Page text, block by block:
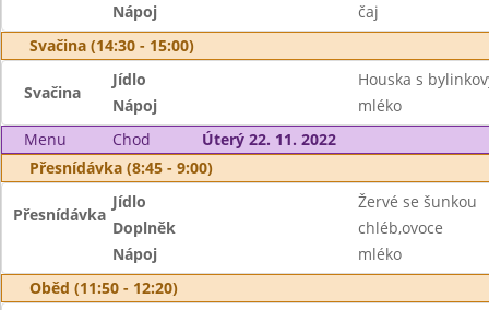
Nápoj
čaj
Svačina (14:30 - 15:00)
Svačina
Jídlo
Houska s
Nápoj
mléko
Menu
Chod
Úterý 22. 11. 2022
Přesnídávka (8:45 - 9:00)
Přesnídávka
Jídlo
Žervé se šunkou
Doplněk
chléb,ovoce
Nápoj
mléko
Oběd (11:50 - 12:20)